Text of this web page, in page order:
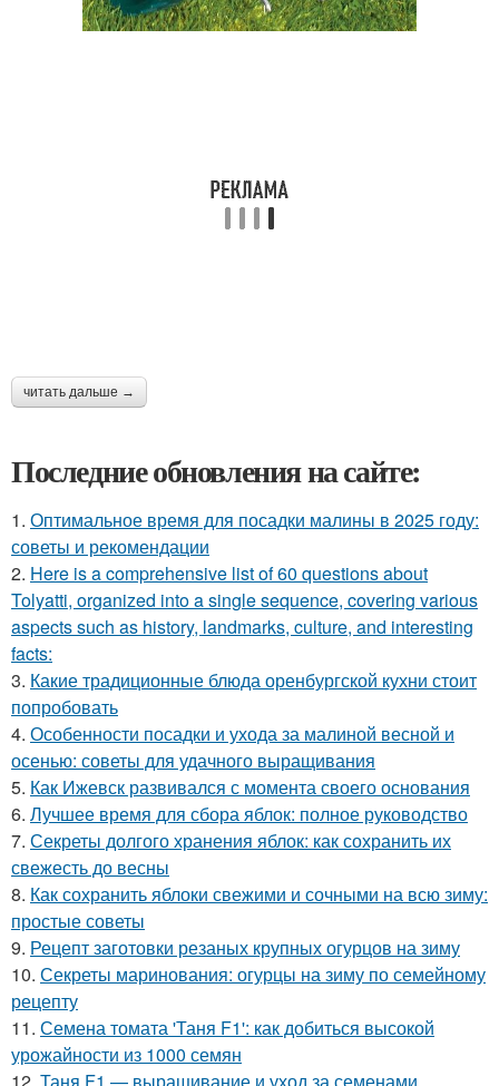
читать дальше →
Последние обновления на сайте:
1. Оптимальное время для посадки малины в 2025 году:
советы и рекомендации
2. Here is a comprehensive list of 60 questions about
Tolyatti, organized into a single sequence, covering various
aspects such as history, landmarks, culture, and interesting
facts:
3. Какие традиционные блюда оренбургской кухни стоит
попробовать
4. Особенности посадки и ухода за малиной весной и
осенью: советы для удачного выращивания
5. Как Ижевск развивался с момента своего основания
6. Лучшее время для сбора яблок: полное руководство
7. Секреты долгого хранения яблок: как сохранить их
свежесть до весны
8. Как сохранить яблоки свежими и сочными на всю зиму:
простые советы
9. Рецепт заготовки резаных крупных огурцов на зиму
10. Секреты маринования: огурцы на зиму по семейному
рецепту
11. Семена томата 'Таня F1': как добиться высокой
урожайности из 1000 семян